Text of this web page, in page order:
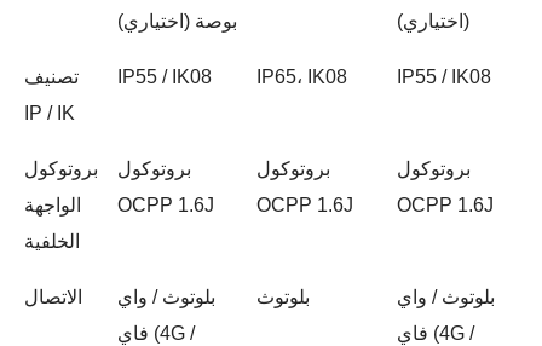
بوصة (اختياري)
(اختياري)
تصنيف
IP / IK
IP55 / IK08 IP65، IK08 IP55 / IK08
بروتوكول
الواجهة
الخلفية
بروتوكول
OCPP 1.6J
بروتوكول
OCPP 1.6J
بروتوكول
OCPP 1.6J
الاتصال
بلوتوث / واي
فاي (4G /
بلوتوث
بلوتوث / واي
فاي (4G /